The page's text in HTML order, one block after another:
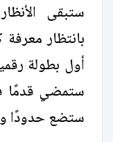
ستبقى
بانتظار
أول بطولة
ستمضي قدمًا
ستضع حدودًا